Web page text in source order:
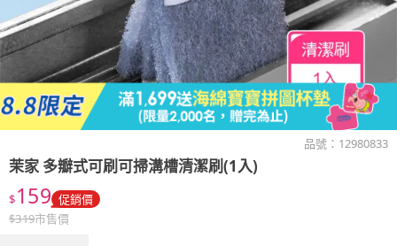
品號： 12980833
茉家 多瓣式可刷可掃溝槽清潔刷(1入)
$159 促銷價
$319市售價